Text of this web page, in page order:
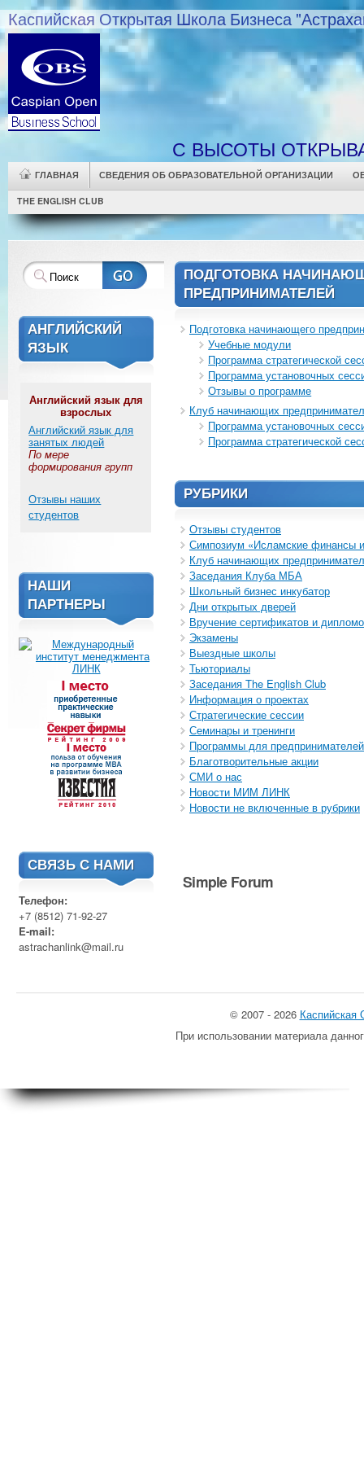
Каспийская Открытая Школа Бизнеса
С ВЫСОТЫ
ГЛАВНАЯ СВЕДЕНИЯ ОБ ОБРАЗОВАТЕЛЬНОЙ ОРГАНИЗАЦИИ
THE ENGLISH CLUB
АНГЛИЙСКИЙ
ЯЗЫК
Английский язык для
взрослых
Английский язык для
занятых людей
По мере
формирования групп
Отзывы наших
студентов
НАШИ
ПАРТНЕРЫ
СВЯЗЬ С НАМИ
Телефон:
+7 (8512) 71-92-27
E-mail:
astrachanlink@mail.ru
ПОДГОТОВКА
ПРЕДПРИНИМАТЕЛЕЙ
Подготовка начинающего
Учебные модули
Программа стратегической
Программа установочных
Отзывы о программе
Клуб начинающих
Программа установочных
Программа стратегической
РУБРИКИ
Отзывы студентов
Симпозиум «Исламские финансы
Клуб начинающих
Заседания Клуба МБА
Школьный бизнес инкубатор
Дни открытых дверей
Вручение сертификатов и
Экзамены
Выездные школы
Тьюториалы
Заседания The English Club
Информация о проектах
Стратегические сессии
Семинары и тренинги
Программы для предпринимателей
Благотворительные акции
СМИ о нас
Новости МИМ ЛИНК
Новости не включенные в рубрики
Simple Forum
© 2007 - 2026 Каспийская
При использовании материала